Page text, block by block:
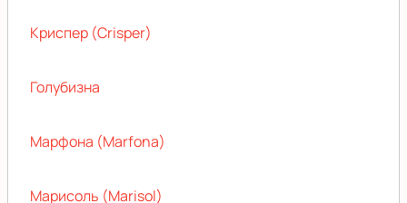
Криспер (Crisper)
Голубизна
Марфона (Marfona)
Марисоль (Marisol)